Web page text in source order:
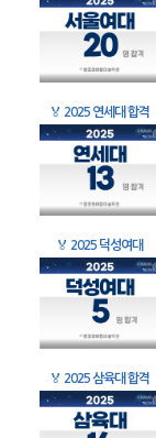
🏅 2025 연세대 합격
🏅 2025 덕성여대
🏅 2025 삼육대 합격